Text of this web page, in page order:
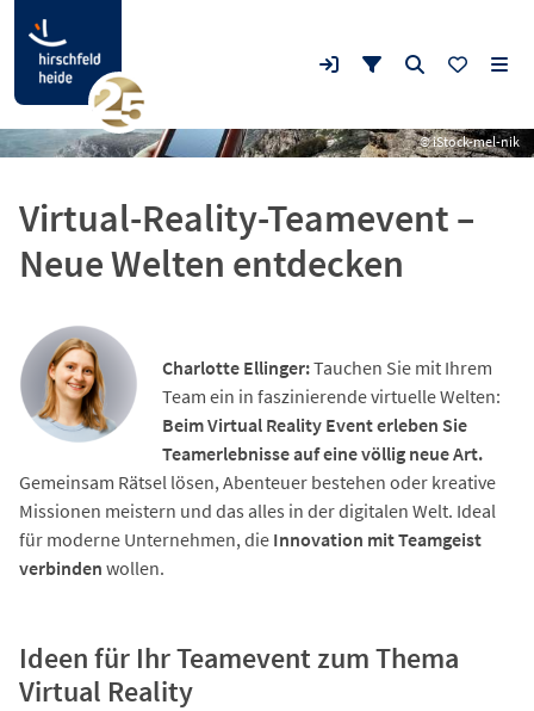
© iStock-mel-nik
Virtual-Reality-Teamevent –
Neue Welten entdecken
Charlotte Ellinger:Tauchen Sie mit Ihrem
Team ein in faszinierende virtuelle Welten:
Beim Virtual Reality Event erleben Sie
Teamerlebnisse auf eine völlig neue Art.
Gemeinsam Rätsel lösen, Abenteuer bestehen oder kreative
Missionen meistern und das alles in der digitalen Welt. Ideal
für moderne Unternehmen, die Innovation mit Teamgeist
verbinden wollen.
Ideen für Ihr Teamevent zum Thema
Virtual Reality